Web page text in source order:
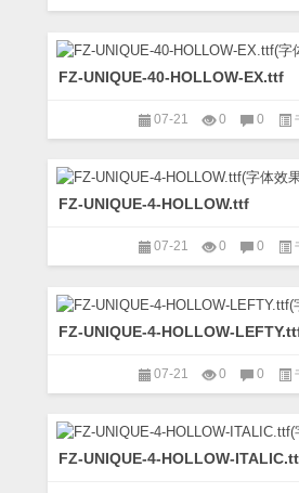
FZ-UNIQUE-40-HOLLOW-EX.ttf
07-21 0 0
FZ-UNIQUE-4-HOLLOW.ttf
07-21 0 0
FZ-UNIQUE-4-HOLLOW-
07-21 0 0
FZ-UNIQUE-4-HOLLOW-